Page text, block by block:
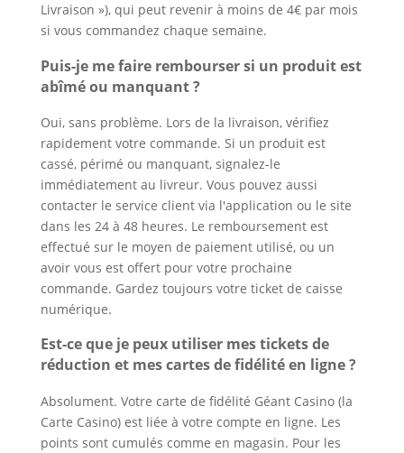
Livraison »), qui peut revenir à moins de 4€ par mois
si vous commandez chaque semaine.
Puis-je me faire rembourser si un produit est
abîmé ou manquant ?
Oui, sans problème. Lors de la livraison, vérifiez
rapidement votre commande. Si un produit est
cassé, périmé ou manquant, signalez-le
immédiatement au livreur. Vous pouvez aussi
contacter le service client via l'application ou le site
dans les 24 à 48 heures. Le remboursement est
effectué sur le moyen de paiement utilisé, ou un
avoir vous est offert pour votre prochaine
commande. Gardez toujours votre ticket de caisse
numérique.
Est-ce que je peux utiliser mes tickets de
réduction et mes cartes de fidélité en ligne ?
Absolument. Votre carte de fidélité Géant Casino (la
Carte Casino) est liée à votre compte en ligne. Les
points sont cumulés comme en magasin. Pour les